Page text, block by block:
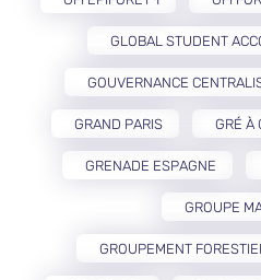
GLOBAL STUDENT
GOUVERNANCE
GRAND PARIS GRÉ À
GRENADE ESPAGNE
GROUPE
GROUPEMENT